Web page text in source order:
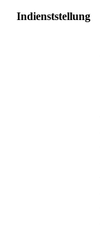
Indienststellung